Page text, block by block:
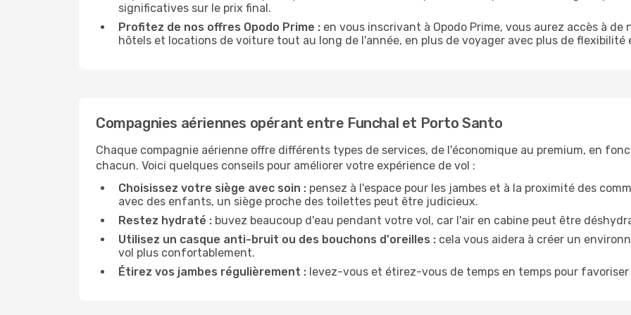
significatives sur le prix final.
Profitez de nos offres Opodo Prime : en vous inscrivant à Opodo Prime, vous aurez accès à de
hôtels et locations de voiture tout au long de l'année, en plus de voyager avec plus de
Compagnies aériennes opérant entre Funchal et Porto Santo
Chaque compagnie aérienne offre différents types de services, de l'économique au premium, en
chacun. Voici quelques conseils pour améliorer votre expérience de vol :
Choisissez votre siège avec soin : pensez à l'espace pour les jambes et à la proximité des
avec des enfants, un siège proche des toilettes peut être judicieux.
Restez hydraté : buvez beaucoup d'eau pendant votre vol, car l'air en cabine peut être
Utilisez un casque anti-bruit ou des bouchons d'oreilles : cela vous aidera à créer un
vol plus confortablement.
Étirez vos jambes régulièrement : levez-vous et étirez-vous de temps en temps pour